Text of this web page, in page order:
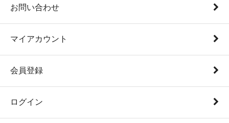
お問い合わせ
マイアカウント
会員登録
ログイン